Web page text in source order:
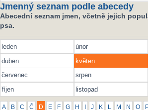
Jmenný seznam podle abecedy
Abecední seznam jmen, včetně jejich
psa.
leden únor
duben
květen
červenec
srpen
říjen
listopad
A B C Č D E F G H J K L M N O